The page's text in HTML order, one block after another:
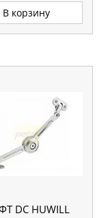
В корзину
DC HUWILL